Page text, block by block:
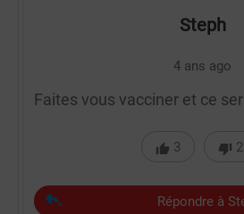
Steph
4 ans ago
Faites vous vacciner et ce
3
Répondre à